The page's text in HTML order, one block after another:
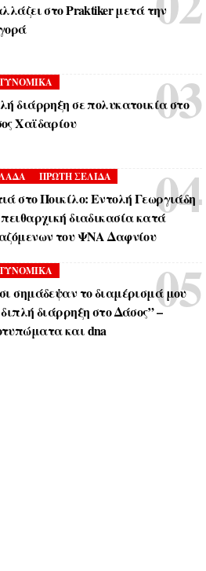
στο Praktiker μετά την
διάρρηξη σε πολυκατοικία στο
Χαϊδαρίου
ΠΡΩΤΗ ΣΕΛΙΔΑ
στο Ποικίλο: Εντολή Γεωργιάδη
διαδικασία κατά
του ΨΝΑ Δαφνίου
σημάδεψαν το διαμέρισμά μου
διάρρηξη στο Δάσος” –
και dna